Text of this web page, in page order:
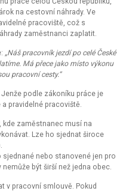
na cestovní náhrady. Ve
pracoviště, což s
zaměstnanci zaplatit.
„Náš pracovník jezdí po celé České
Má přece jako místo výkonu
pracovní cesty.“
podle zákoníku práce je
pravidelné pracoviště.
kde zaměstnanec musí na
Lze ho sjednat široce
sjednané nebo stanovené jen pro
být širší než jedna obec.
v pracovní smlouvě. Pokud